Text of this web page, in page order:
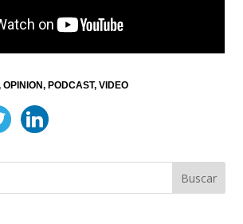
OPINION PODCAST VIDEO